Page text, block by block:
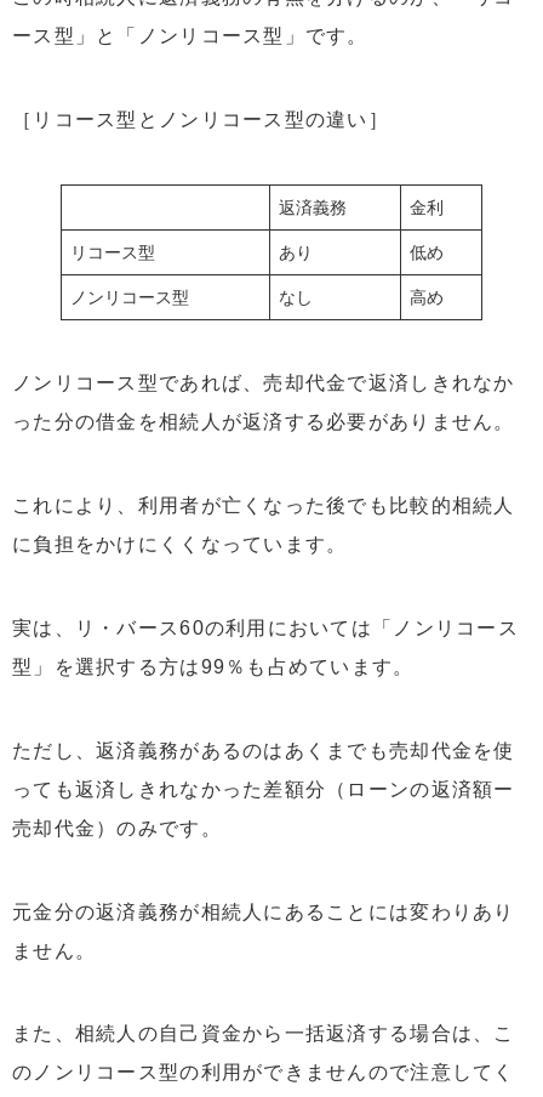
ース型」と「ノンリコース型」です。
［リコース型とノンリコース型の違い］
返済義務 金利
リコース型 あり 低め
ノンリコース型 なし 高め
ノンリコース型であれば、売却代金で返済しきれなか
った分の借金を相続人が返済する必要がありません。
これにより、利用者が亡くなった後でも比較的相続人
に負担をかけにくくなっています。
実は、リ・バース60の利用においては「ノンリコース
型」を選択する方は99％も占めています。
ただし、返済義務があるのはあくまでも売却代金を使
っても返済しきれなかった差額分（ローンの返済額ー
売却代金）のみです。
元金分の返済義務が相続人にあることには変わりあり
ません。
また、相続人の自己資金から一括返済する場合は、こ
のノンリコース型の利用ができませんので注意してく